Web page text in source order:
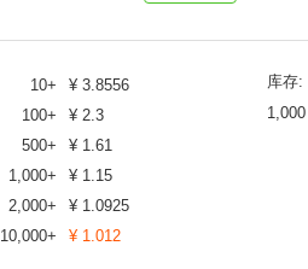
10+ ¥ 3.8556
100+ ¥ 2.3
500+ ¥ 1.61
1,000+ ¥ 1.15
2,000+ ¥ 1.0925
10,000+ ¥ 1.012
库存:
1,000